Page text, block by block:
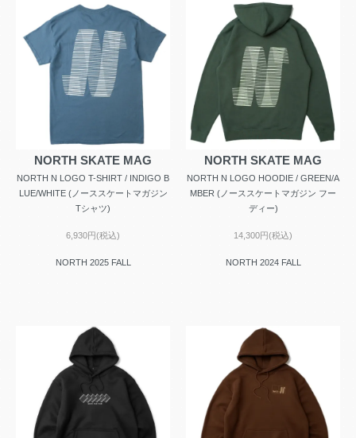
NORTH SKATE MAG
NORTH N LOGO T-SHIRT / INDIGO B
LUE/WHITE (ノーススケートマガジン
Tシャツ)
6,930円(税込)
NORTH 2025 FALL
NORTH SKATE MAG
NORTH N LOGO HOODIE / GREEN/A
MBER (ノーススケートマガジン フー
ディー)
14,300円(税込)
NORTH 2024 FALL